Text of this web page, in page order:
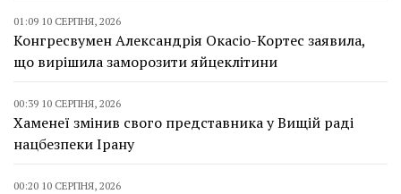
01:09 10 СЕРПНЯ, 2026
Конгресвумен Александрія Окасіо-Кортес заявила,
що вирішила заморозити яйцеклітини
00:39 10 СЕРПНЯ, 2026
Хаменеї змінив свого представника у Вищій раді
нацбезпеки Ірану
00:20 10 СЕРПНЯ, 2026